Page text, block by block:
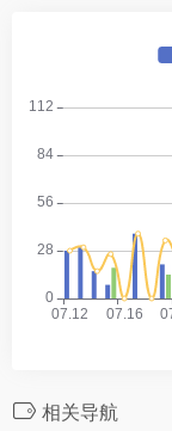
相关导航